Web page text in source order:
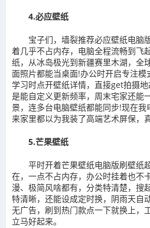
4.必应壁纸
宝子们，墙裂推荐必应壁纸电脑
着几乎不占内存，电脑全程流畅到飞
纸，从冰岛极光到新疆赛里木湖，全
面照片都能当桌面!办公时开启专注模
学习时点开壁纸详情，直接get拍摄
是能自定义更新频率，周末宅家还能
景，连多台电脑壁纸都能同步!现在
来家里都以为我装了高端艺术屏保，
5.芒果壁纸
平时开着芒果壁纸电脑版刷壁纸
在，一点不占内存，办公时挂着也不
漫、极简风啥都有，分类特清楚，搜
特清晰，还能设成定时换，阴雨天自
无广告，刷到热门款点一下就换上，
立马好起来。